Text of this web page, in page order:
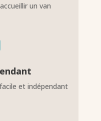
un van
et indépendant